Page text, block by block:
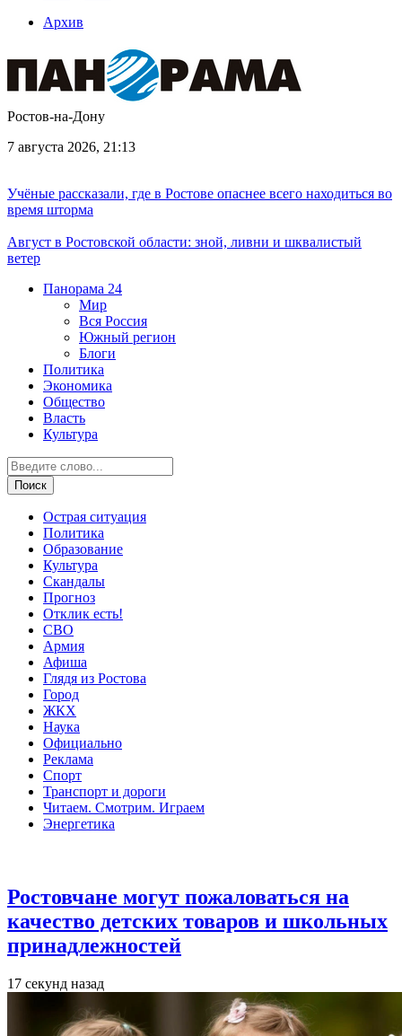
Архив
Ростов-на-Дону
7 августа 2026, 21:13
Учёные рассказали, где в Ростове опаснее всего находиться во
время шторма
Август в Ростовской области: зной, ливни и шквалистый
ветер
Панорама 24
Мир
Вся Россия
Южный регион
Блоги
Политика
Экономика
Общество
Власть
Культура
Острая ситуация
Политика
Образование
Культура
Скандалы
Прогноз
Отклик есть!
СВО
Армия
Афиша
Глядя из Ростова
Город
ЖКХ
Наука
Официально
Реклама
Спорт
Транспорт и дороги
Читаем. Смотрим. Играем
Энергетика
Ростовчане могут пожаловаться на
качество детских товаров и школьных
принадлежностей
17 секунд назад